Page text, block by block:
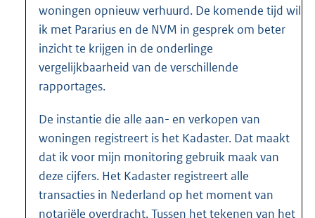
woningen opnieuw verhuurd. De komende tijd wil
ik met Pararius en de NVM in gesprek om beter
inzicht te krijgen in de onderlinge
vergelijkbaarheid van de verschillende
rapportages.
De instantie die alle aan- en verkopen van
woningen registreert is het Kadaster. Dat maakt
dat ik voor mijn monitoring gebruik maak van
deze cijfers. Het Kadaster registreert alle
transacties in Nederland op het moment van
notariële overdracht. Tussen het tekenen van het